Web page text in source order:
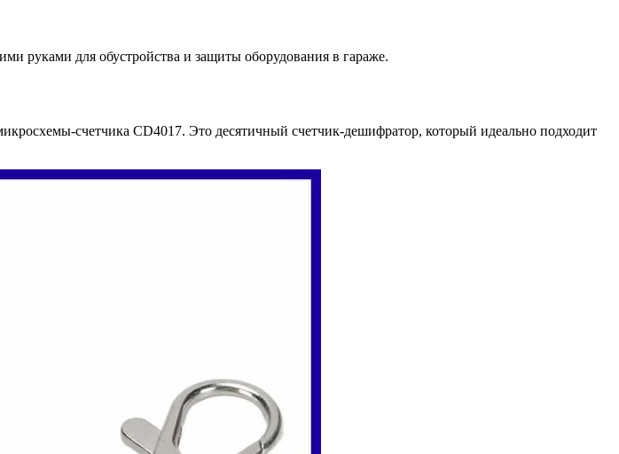
руками для обустройства и защиты оборудования в гараже.
счетчика CD4017. Это десятичный счетчик-дешифратор, который идеально подходит